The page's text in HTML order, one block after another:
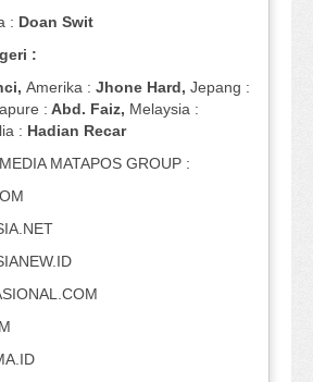
: Doan Swit
:
Amerika : Jhone Hard, Jepang :
: Abd. Faiz, Melaysia :
: Hadian Recar
MATAPOS GROUP :